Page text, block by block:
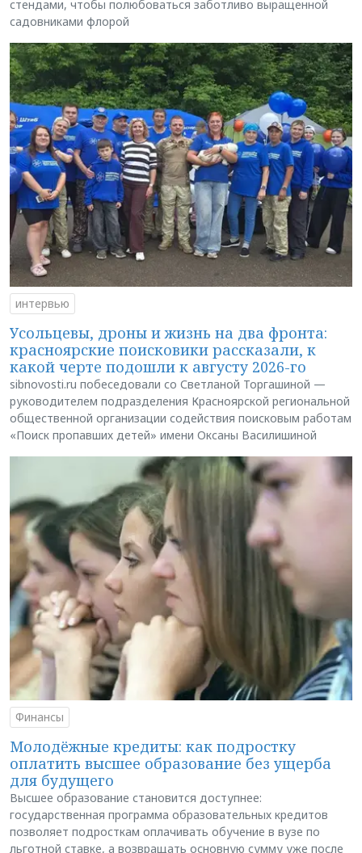
стендами, чтобы полюбоваться заботливо выращенной
садовниками флорой
интервью
Усольцевы, дроны и жизнь на два фронта:
красноярские поисковики рассказали, к
какой черте подошли к августу 2026-го
sibnovosti.ru побеседовали со Светланой Торгашиной —
руководителем подразделения Красноярской региональной
общественной организации содействия поисковым работам
«Поиск пропавших детей» имени Оксаны Василишиной
Финансы
Молодёжные кредиты: как подростку
оплатить высшее образование без ущерба
для будущего
Высшее образование становится доступнее:
государственная программа образовательных кредитов
позволяет подросткам оплачивать обучение в вузе по
льготной ставке, а возвращать основную сумму уже после